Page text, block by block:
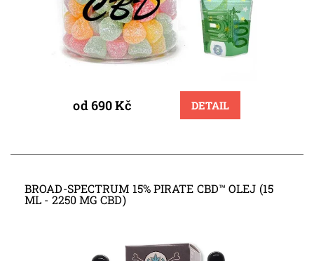
od 690 Kč DETAIL
BROAD-SPECTRUM 15% PIRATE CBD™ OLEJ (15
ML - 2250 MG CBD)